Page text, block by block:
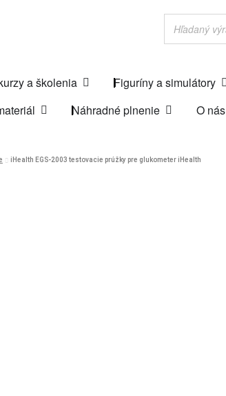
a školenia Figuríny a simulátory
Náhradné plnenie O nás
iHealth EGS-2003 testovacie prúžky pre glukometer iHealth